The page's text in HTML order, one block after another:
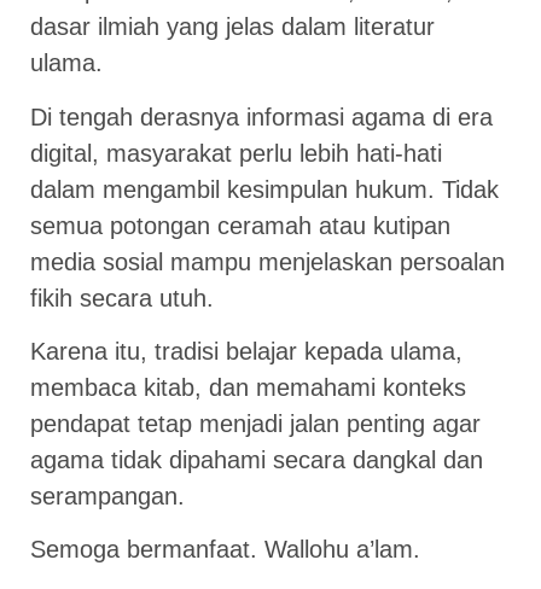
dasar ilmiah yang jelas dalam literatur
ulama.
Di tengah derasnya informasi agama di era
digital, masyarakat perlu lebih hati-hati
dalam mengambil kesimpulan hukum. Tidak
semua potongan ceramah atau kutipan
media sosial mampu menjelaskan persoalan
fikih secara utuh.
Karena itu, tradisi belajar kepada ulama,
membaca kitab, dan memahami konteks
pendapat tetap menjadi jalan penting agar
agama tidak dipahami secara dangkal dan
serampangan.
Semoga bermanfaat. Wallohu a’lam.